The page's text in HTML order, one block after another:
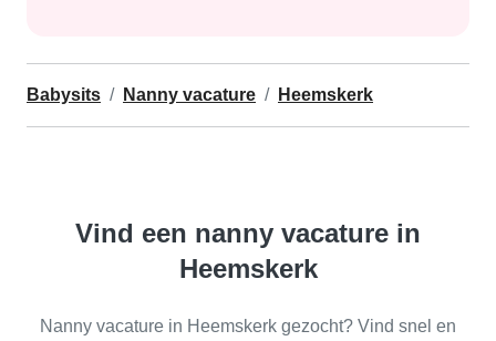
Babysits Nanny vacature Heemskerk
Vind een nanny vacature in
Heemskerk
Nanny vacature in Heemskerk gezocht? Vind snel en